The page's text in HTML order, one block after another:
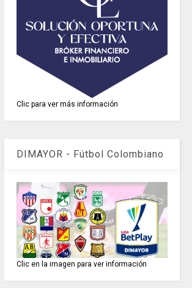
Clic para ver más información
DIMAYOR - Fútbol Colombiano
Clic en la imagen para ver información